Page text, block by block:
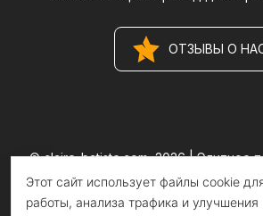
ОТЗЫВЫ О
© claire-batiste.com, 2026 |Элитное
Информация на сайте носит
является публичной
Этот сайт использует файлы cookie
работы, анализа трафика и улучшения